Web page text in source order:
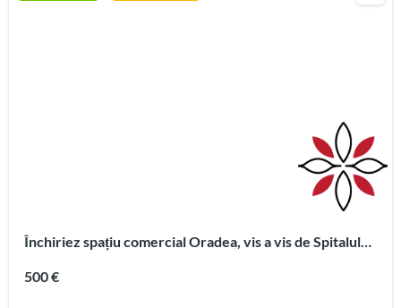
Închiriez spațiu comercial Oradea, vis a vis de Spitalul
500 €